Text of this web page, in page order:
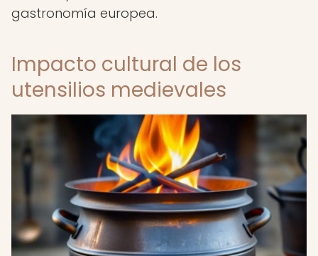
gastronomía europea.
Impacto cultural de los
utensilios medievales